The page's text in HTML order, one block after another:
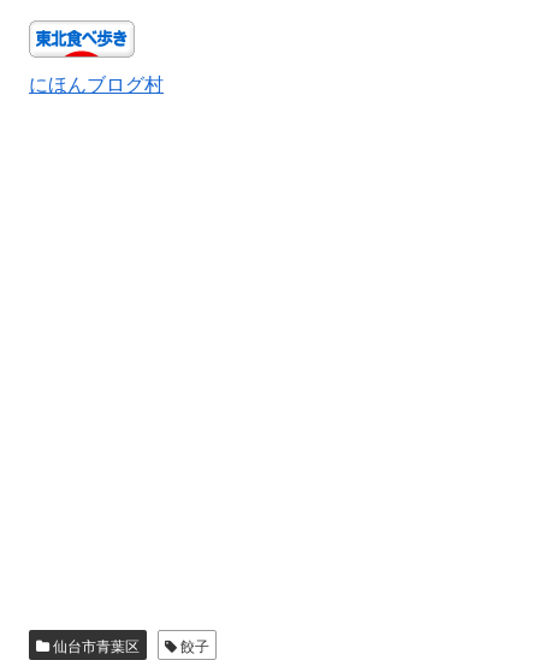
にほんブログ村
仙台市青葉区 餃子